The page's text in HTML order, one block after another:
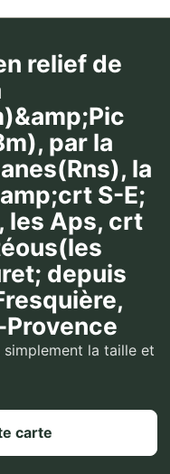
relief de
par la
la
S-E;
les Aps, crt
depuis
la taille et
carte